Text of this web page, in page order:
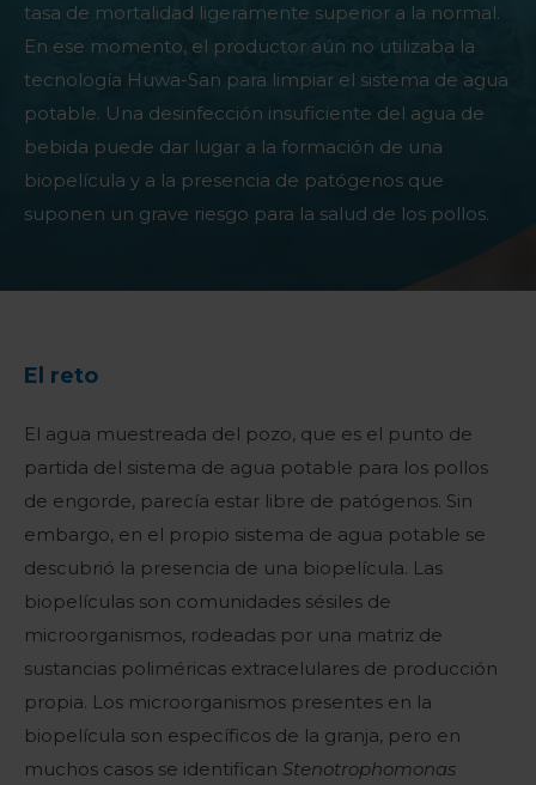
tasa de mortalidad ligeramente superior a la normal.
En ese momento, el productor aún no utilizaba la
tecnología Huwa-San para limpiar el sistema de agua
potable. Una desinfección insuficiente del agua de
bebida puede dar lugar a la formación de una
biopelícula y a la presencia de patógenos que
suponen un grave riesgo para la salud de los pollos.
El reto
El agua muestreada del pozo, que es el punto de
partida del sistema de agua potable para los pollos
de engorde, parecía estar libre de patógenos. Sin
embargo, en el propio sistema de agua potable se
descubrió la presencia de una biopelícula. Las
biopelículas son comunidades sésiles de
microorganismos, rodeadas por una matriz de
sustancias poliméricas extracelulares de producción
propia. Los microorganismos presentes en la
biopelícula son específicos de la granja, pero en
muchos casos se identifican Stenotrophomonas